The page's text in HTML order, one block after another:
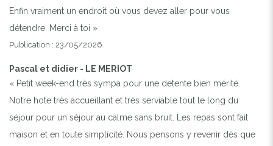
Enfin vraiment un endroit où vous devez aller pour vous
détendre. Merci à toi »
Publication : 23/05/2026
Pascal et didier - LE MERIOT
« Petit week-end très sympa pour une detente bien mérité.
Notre hote très accueillant et très serviable tout le long du
séjour pour un séjour au calme sans bruit. Les repas sont fait
maison et en toute simplicité. Nous pensons y revenir dès que